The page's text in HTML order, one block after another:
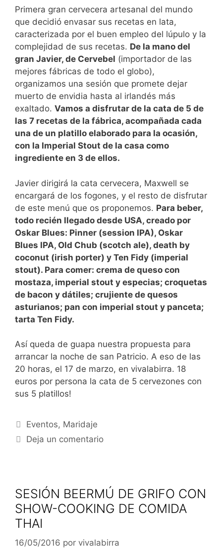
Primera gran cervecera artesanal del mundo
que decidió envasar sus recetas en lata,
caracterizada por el buen empleo del lúpulo y la
complejidad de sus recetas. De la mano del
gran Javier, de Cervebel (importador de las
mejores fábricas de todo el globo),
organizamos una sesión que promete dejar
muerto de envidia hasta al irlandés más
exaltado. Vamos a disfrutar de la cata de 5 de
las 7 recetas de la fábrica, acompañada cada
una de un platillo elaborado para la ocasión,
con la Imperial Stout de la casa como
ingrediente en 3 de ellos.
Javier dirigirá la cata cervecera, Maxwell se
encargará de los fogones, y el resto de disfrutar
de este menú que os proponemos. Para beber,
todo recién llegado desde USA, creado por
Oskar Blues: Pinner (session IPA), Oskar
Blues IPA, Old Chub (scotch ale), death by
coconut (irish porter) y Ten Fidy (imperial
stout). Para comer: crema de queso con
mostaza, imperial stout y especias; croquetas
de bacon y dátiles; crujiente de quesos
asturianos; pan con imperial stout y panceta;
tarta Ten Fidy.
Así queda de guapa nuestra propuesta para
arrancar la noche de san Patricio. A eso de las
20 horas, el 17 de marzo, en vivalabirra. 18
euros por persona la cata de 5 cervezones con
sus 5 platillos!
Categorías
Eventos, Maridaje
Deja un comentario
SESIÓN BEERMÚ DE GRIFO CON
SHOW-COOKING DE COMIDA
THAI
16/05/2016 por vivalabirra